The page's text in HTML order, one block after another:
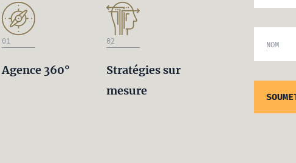
01
Agence 360°
02
Stratégies sur
mesure
NOM